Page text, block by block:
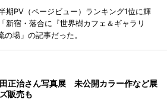
期PV（ページビュー）ランキング1位に輝
新宿・落合に『世界樹カフェ＆ギャラリ
場」の記事だった。
正治さん写真展 未公開カラー作など展
販売も